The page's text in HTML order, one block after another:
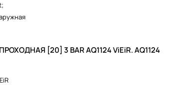
[20] 3 BAR AQ1124 ViEiR. AQ1124